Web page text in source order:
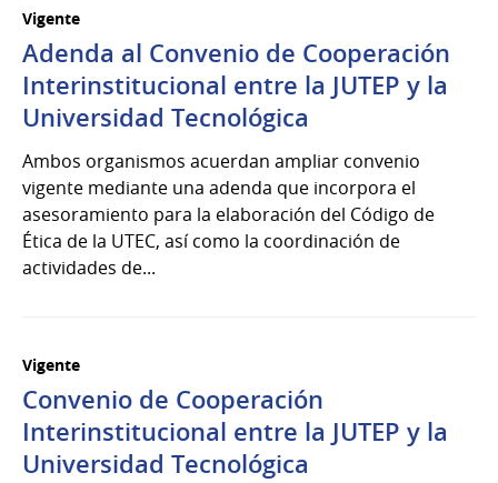
Vigente
Adenda al Convenio de Cooperación
Interinstitucional entre la JUTEP y la
Universidad Tecnológica
Ambos organismos acuerdan ampliar convenio
vigente mediante una adenda que incorpora el
asesoramiento para la elaboración del Código de
Ética de la UTEC, así como la coordinación de
actividades de...
Vigente
Convenio de Cooperación
Interinstitucional entre la JUTEP y la
Universidad Tecnológica